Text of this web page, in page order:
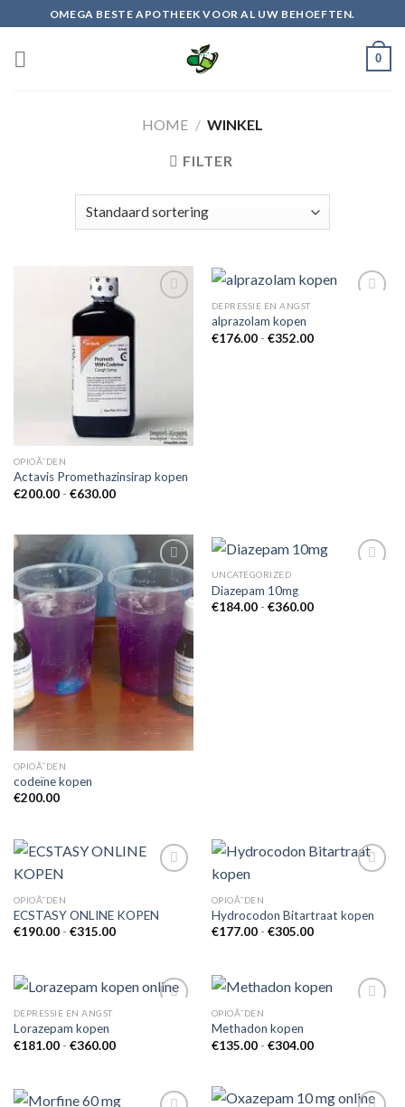
to
content
OMEGA BESTE APOTHEEK VOOR AL UW BEHOEFTEN.
0
HOME / WINKEL
FILTER
OPIOÃ¯DEN
Actavis Promethazinsirap kopen
€200.00 - €630.00Prijsklasse:
DEPRESSIE EN ANGST
alprazolam kopen
€176.00 - €352.00Prijsklasse:
Add to
wishlist
OPIOÃ¯DEN
codeïne kopen
€200.00
UNCATEGORIZED
Diazepam 10mg
€184.00 - €360.00Prijsklasse:
Add to
OPIOÃ¯DEN
ECSTASY ONLINE KOPEN
€190.00 - €315.00Prijsklasse:
Add to
OPIOÃ¯DEN
Hydrocodon Bitartraat kopen
€177.00 - €305.00Prijsklasse:
DEPRESSIE EN ANGST
Lorazepam kopen
€181.00 - €360.00Prijsklasse:
OPIOÃ¯DEN
Methadon kopen
€135.00 - €304.00Prijsklasse: